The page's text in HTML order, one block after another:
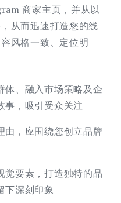
商家主页，并从以
从而迅速打造您的线
风格一致、定位明
体、融入市场策略及企
事，吸引受众关注
由，应围绕您创立品牌
觉要素，打造独特的品
下深刻印象